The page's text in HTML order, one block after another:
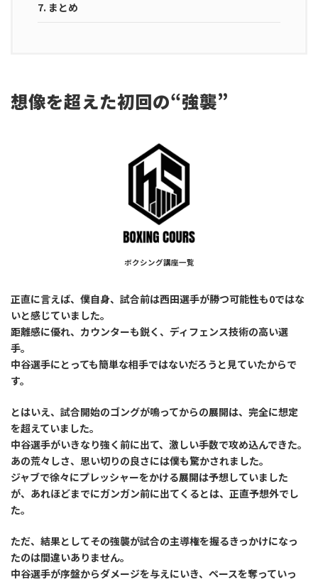
7. まとめ
想像を超えた初回の“強襲”
ボクシング講座一覧
正直に言えば、僕自身、試合前は西田選手が勝つ可能性も0ではな
いと感じていました。
距離感に優れ、カウンターも鋭く、ディフェンス技術の高い選
手。
中谷選手にとっても簡単な相手ではないだろうと見ていたからで
す。
とはいえ、試合開始のゴングが鳴ってからの展開は、完全に想定
を超えていました。
中谷選手がいきなり強く前に出て、激しい手数で攻め込んできた。
あの荒々しさ、思い切りの良さには僕も驚かされました。
ジャブで徐々にプレッシャーをかける展開は予想していました
が、あれほどまでにガンガン前に出てくるとは、正直予想外でし
た。
ただ、結果としてその強襲が試合の主導権を握るきっかけになっ
たのは間違いありません。
中谷選手が序盤からダメージを与えにいき、ペースを奪っていっ